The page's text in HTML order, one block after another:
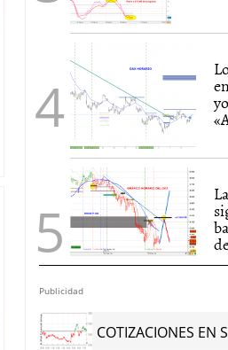
Publicidad
COTIZACIONES EN